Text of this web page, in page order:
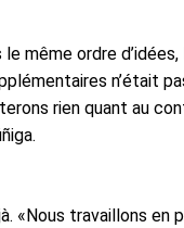
même ordre
n’était
rien quant au
«Nous travaillons en